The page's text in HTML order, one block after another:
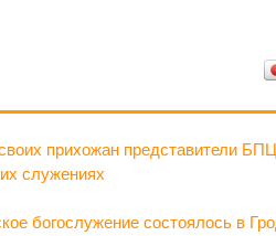
прихожан представители
служениях
богослужение состоялось в